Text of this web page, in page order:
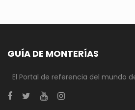
GUÍA DE MONTERÍAS
El Portal de referencia del mundo